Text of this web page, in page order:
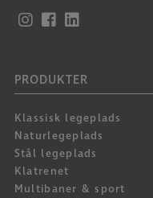
PRODUKTER
Klassisk legeplads
Naturlegeplads
Stål legeplads
Klatrenet
Multibaner & sport